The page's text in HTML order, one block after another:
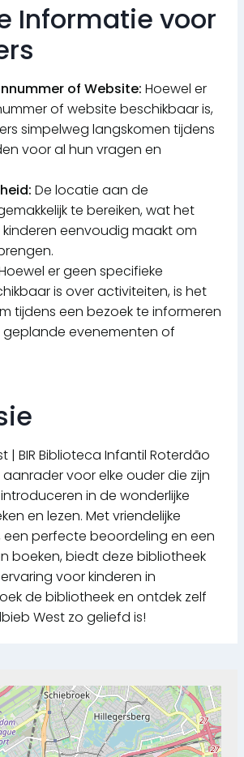
Informatie voor
of Website: Hoewel er
of website beschikbaar is,
simpelweg langskomen tijdens
voor al hun vragen en
De locatie aan de
te bereiken, wat het
eenvoudig maakt om
er geen specifieke
is over activiteiten, is het
tijdens een bezoek te informeren
evenementen of
| BIR Biblioteca Infantil Roterdão
voor elke ouder die zijn
in de wonderlijke
en lezen. Met vriendelijke
perfecte beoordeling en een
boeken, biedt deze bibliotheek
voor kinderen in
de bibliotheek en ontdek zelf
West zo geliefd is!